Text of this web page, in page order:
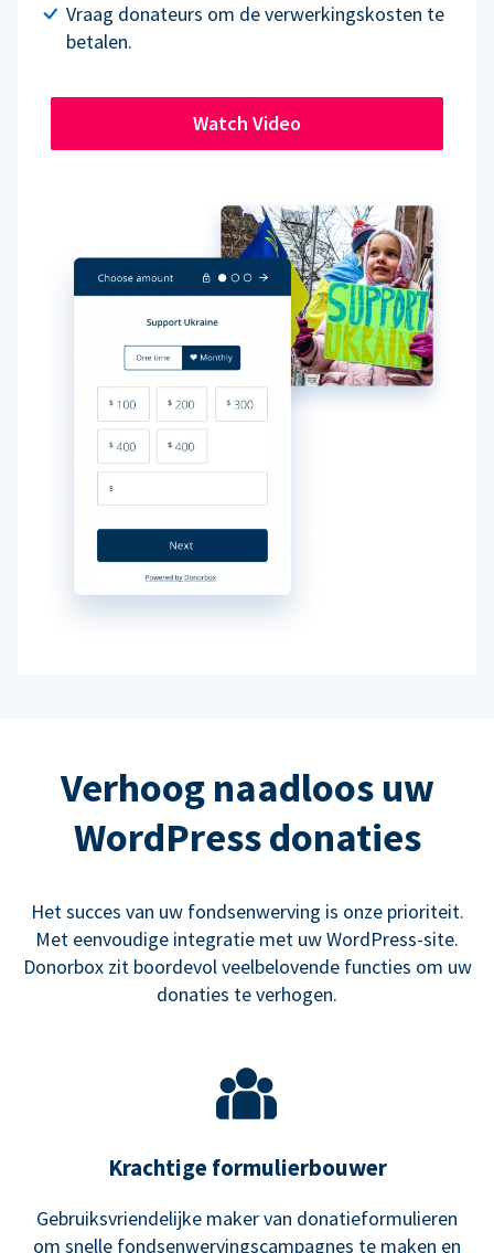
Vraag donateurs om de verwerkingskosten te
betalen.
Watch Video
Verhoog naadloos uw
WordPress donaties
Het succes van uw fondsenwerving is onze prioriteit.
Met eenvoudige integratie met uw WordPress-site.
Donorbox zit boordevol veelbelovende functies om uw
donaties te verhogen.
Krachtige formulierbouwer
Gebruiksvriendelijke maker van donatieformulieren
om snelle fondsenwervingscampagnes te maken en